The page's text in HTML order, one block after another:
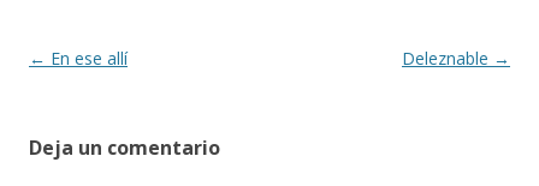
k
Navegación
← En ese allí Deleznable →
Deja un comentario